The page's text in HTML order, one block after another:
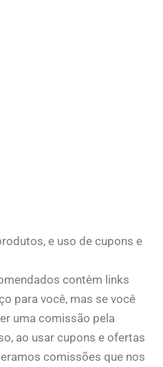
e uso de cupons e
contêm links
para você, mas se você
uma comissão pela
ao usar cupons e ofertas
comissões que nos